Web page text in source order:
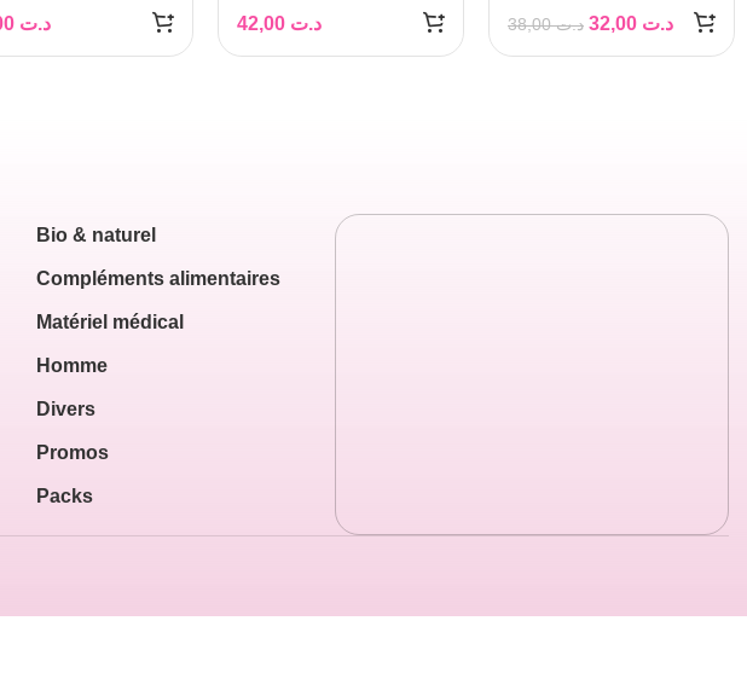
د.ت
د.ت
د.ت38,00 د.ت
Bio & naturel
Compléments alimentaires
Matériel médical
Homme
Divers
Promos
Packs